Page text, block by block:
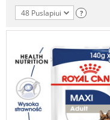
48 Puslapiui ?